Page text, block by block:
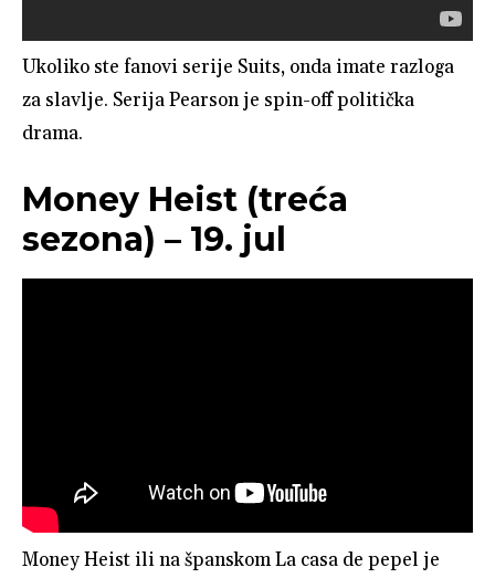
Ukoliko ste fanovi serije Suits, onda imate razloga
za slavlje. Serija Pearson je spin-off politička
drama.
Money Heist (treća
sezona) – 19. jul
Money Heist ili na španskom La casa de pepel je